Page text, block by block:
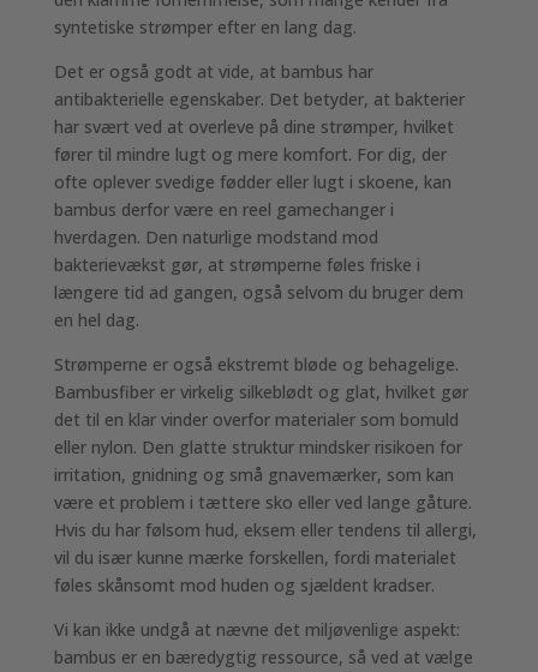
syntetiske strømper efter en lang dag.
Det er også godt at vide, at bambus har
antibakterielle egenskaber. Det betyder, at bakterier
har svært ved at overleve på dine strømper, hvilket
fører til mindre lugt og mere komfort. For dig, der
ofte oplever svedige fødder eller lugt i skoene, kan
bambus derfor være en reel gamechanger i
hverdagen. Den naturlige modstand mod
bakterievækst gør, at strømperne føles friske i
længere tid ad gangen, også selvom du bruger dem
en hel dag.
Strømperne er også ekstremt bløde og behagelige.
Bambusfiber er virkelig silkeblødt og glat, hvilket gør
det til en klar vinder overfor materialer som bomuld
eller nylon. Den glatte struktur mindsker risikoen for
irritation, gnidning og små gnavemærker, som kan
være et problem i tættere sko eller ved lange gåture.
Hvis du har følsom hud, eksem eller tendens til allergi,
vil du især kunne mærke forskellen, fordi materialet
føles skånsomt mod huden og sjældent kradser.
Vi kan ikke undgå at nævne det miljøvenlige aspekt:
bambus er en bæredygtig ressource, så ved at vælge